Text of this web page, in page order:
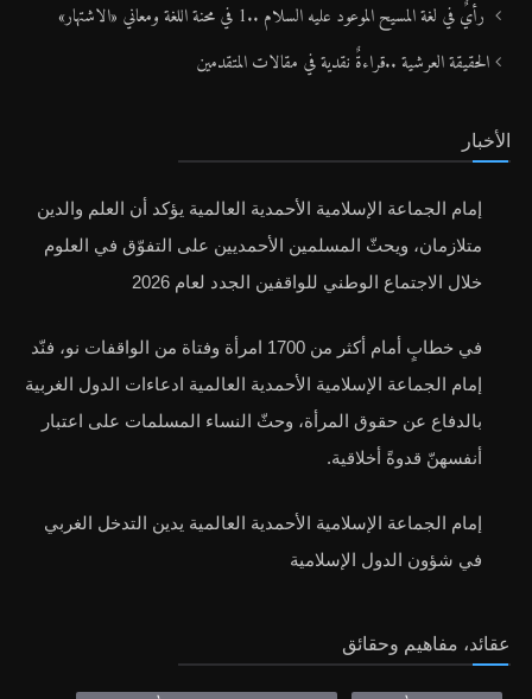
رأيٌ في لغة المسيح الموعود عليه السلام ..1 في محنة اللغة ومعاني «الاشتهار»
الحقيقة العرشية ..قراءةٌ نقدية في مقالات المتقدمين
الأخبار
إمام الجماعة الإسلامية الأحمدية العالمية يؤكد أن العلم والدين
متلازمان، ويحثّ المسلمين الأحمديين على التفوّق في العلوم
خلال الاجتماع الوطني للواقفين الجدد لعام 2026
في خطابٍ أمام أكثر من 1700 امرأة وفتاة من الواقفات نو، فنّد
إمام الجماعة الإسلامية الأحمدية العالمية ادعاءات الدول الغربية
بالدفاع عن حقوق المرأة، وحثّ النساء المسلمات على اعتبار
أنفسهنّ قدوةً أخلاقية.
إمام الجماعة الإسلامية الأحمدية العالمية يدين التدخل الغربي
في شؤون الدول الإسلامية
عقائد، مفاهيم وحقائق